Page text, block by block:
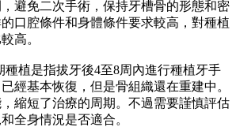
避免二次手術，保持牙槽骨的形態和密
口腔條件和身體條件要求較高，對種植
高。
種植是指拔牙後4至8周內進行種植牙手
經基本恢復，但是骨組織還在重建中。
縮短了治療的周期。不過需要謹慎評估
全身情況是否適合。